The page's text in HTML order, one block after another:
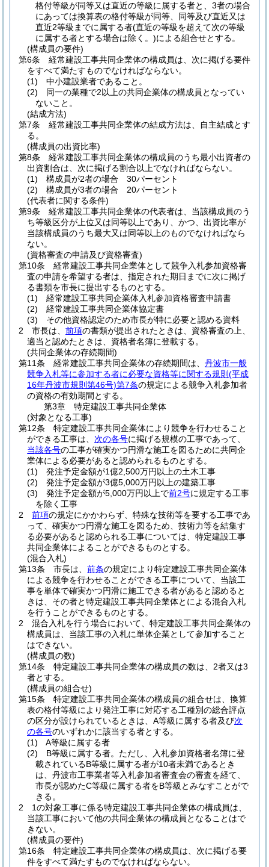
格付等級が同等又は直近の等級に属する者と、3者の場合
にあっては換算表の格付等級が同等、同等及び直近又は
直近2等級までに属する者(直近の等級を超えて次の等級
に属する者とする場合は除く。)による組合せとする。
(構成員の要件)
第6条
経常建設工事共同企業体の構成員は、次に掲げる要件
をすべて満たすものでなければならない。
(1)
中小建設業者であること。
(2)
同一の業種で2以上の共同企業体の構成員となってい
ないこと。
(結成方法)
第7条
経常建設工事共同企業体の結成方法は、自主結成とす
る。
(構成員の出資比率)
第8条
経常建設工事共同企業体の構成員のうち最小出資者の
出資割合は、次に掲げる割合以上でなければならない。
(1)
構成員が2者の場合 30パーセント
(2)
構成員が3者の場合 20パーセント
(代表者に関する条件)
第9条
経常建設工事共同企業体の代表者は、当該構成員のう
ち等級区分が上位又は同等以上であり、かつ、出資比率が
当該構成員のうち最大又は同等以上のものでなければなら
ない。
(資格審査の申請及び資格審査)
第10条
経常建設工事共同企業体として競争入札参加資格審
査の申請を希望する者は、指定された期日までに次に掲げ
る書類を市長に提出するものとする。
(1)
経常建設工事共同企業体入札参加資格審査申請書
(2)
経常建設工事共同企業体協定書
(3)
その他資格認定のため市長が特に必要と認める資料
2
市長は、 前項の書類が提出されたときは、資格審査の上、
適当と認めたときは、資格者名簿に登載する。
(共同企業体の存続期間)
第11条
経常建設工事共同企業体の存続期間は、 丹波市一般
競争入札等に参加する者に必要な資格等に関する規則 (平成
16年丹波市規則第46号)第7条の規定による競争入札参加者
の資格の有効期間とする。
第3章
特定建設工事共同企業体
(対象となる工事)
第12条
特定建設工事共同企業体により競争を行わせること
ができる工事は、 次の各号に掲げる規模の工事であって、
当該各号の工事が確実かつ円滑な施工を図るために共同企
業体による必要があると認められるものとする。
(1)
発注予定金額が1億2,500万円以上の土木工事
(2)
発注予定金額が3億5,000万円以上の建築工事
(3)
発注予定金額が5,000万円以上で前2号に規定する工事
を除く工事
2
前項の規定にかかわらず、特殊な技術等を要する工事であ
って、確実かつ円滑な施工を図るため、技術力等を結集す
る必要があると認められる工事については、特定建設工事
共同企業体によることができるものとする。
(混合入札)
第13条
市長は、 前条の規定により特定建設工事共同企業体
による競争を行わせることができる工事について、当該工
事を単体で確実かつ円滑に施工できる者があると認めると
きは、その者と特定建設工事共同企業体とによる混合入札
を行うことができるものとする。
2
混合入札を行う場合において、特定建設工事共同企業体の
構成員は、当該工事の入札に単体企業として参加すること
はできない。
(構成員の数)
第14条
特定建設工事共同企業体の構成員の数は、2者又は3
者とする。
(構成員の組合せ)
第15条
特定建設工事共同企業体の構成員の組合せは、換算
表の格付等級により発注工事に対応する工種別の総合評点
の区分が設けられているときは、A等級に属する者及び次
の各号のいずれかに該当する者とする。
(1)
A等級に属する者
(2)
B等級に属する者。 ただし、入札参加資格者名簿に登
載されているB等級に属する者が10者未満であるとき
は、丹波市工事業者等入札参加者審査会の審査を経て、
市長が認めたC等級に属する者をB等級とみなすことがで
きる。
2
1の対象工事に係る特定建設工事共同企業体の構成員は、
当該工事において他の共同企業体の構成員となることはで
きない。
(構成員の要件)
第16条
特定建設工事共同企業体の構成員は、次に掲げる要
件をすべて満たすものでなければならない。